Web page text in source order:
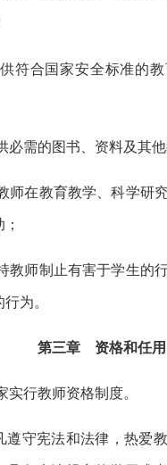
合国家安全标准的教
需的图书、资料及其他
在教育教学、科学研
师制止有害于学生的
为。
第三章 资格和任用
行教师资格制度。
守宪法和法律，热爱教